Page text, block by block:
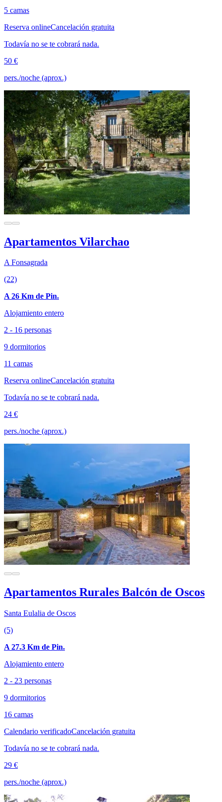
5 camas
Reserva onlineCancelación gratuita
Todavía no se te cobrará nada.
50 €
pers./noche (aprox.)
Apartamentos Vilarchao
A Fonsagrada
(22)
A 26 Km de Pin.
Alojamiento entero
2 - 16 personas
9 dormitorios
11 camas
Reserva onlineCancelación gratuita
Todavía no se te cobrará nada.
24 €
pers./noche (aprox.)
Apartamentos Rurales Balcón de Oscos
Santa Eulalia de Oscos
(5)
A 27.3 Km de Pin.
Alojamiento entero
2 - 23 personas
9 dormitorios
16 camas
Calendario verificadoCancelación gratuita
Todavía no se te cobrará nada.
29 €
pers./noche (aprox.)